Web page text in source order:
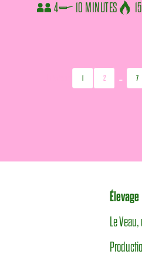
4 10 MINUTES
1 2 … 7
Élevage
Le